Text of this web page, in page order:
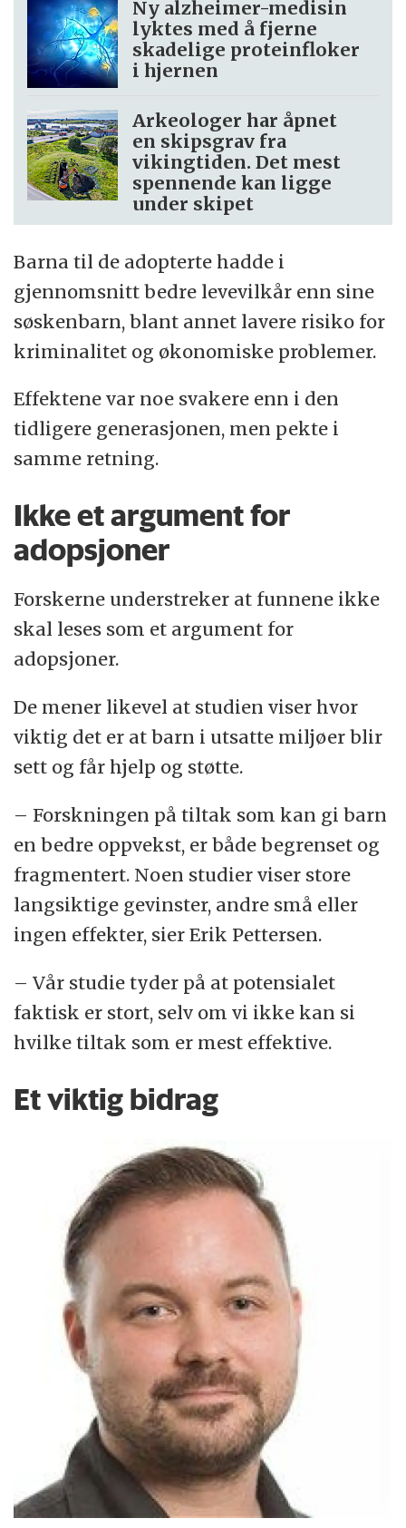
Ny alzheimer-medisin
lyktes med å fjerne
skadelige proteinfloker
i hjernen
Arkeologer har åpnet
en skipsgrav fra
vikingtiden. Det mest
spennende kan ligge
under skipet
Barna til de adopterte hadde i
gjennomsnitt bedre levevilkår enn sine
søskenbarn, blant annet lavere risiko for
kriminalitet og økonomiske problemer.
Effektene var noe svakere enn i den
tidligere generasjonen, men pekte i
samme retning.
Ikke et argument for
adopsjoner
Forskerne understreker at funnene ikke
skal leses som et argument for
adopsjoner.
De mener likevel at studien viser hvor
viktig det er at barn i utsatte miljøer blir
sett og får hjelp og støtte.
– Forskningen på tiltak som kan gi barn
en bedre oppvekst, er både begrenset og
fragmentert. Noen studier viser store
langsiktige gevinster, andre små eller
ingen effekter, sier Erik Pettersen.
– Vår studie tyder på at potensialet
faktisk er stort, selv om vi ikke kan si
hvilke tiltak som er mest effektive.
Et viktig bidrag